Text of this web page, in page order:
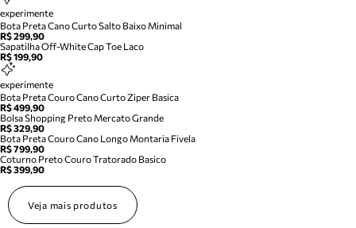
experimente
Bota Preta Cano Curto Salto Baixo Minimal
R$ 299,90
Sapatilha Off-White Cap Toe Laco
R$ 199,90
experimente
Bota Preta Couro Cano Curto Ziper Basica
R$ 499,90
Bolsa Shopping Preto Mercato Grande
R$ 329,90
Bota Preta Couro Cano Longo Montaria Fivela
R$ 799,90
Coturno Preto Couro Tratorado Basico
R$ 399,90
Veja mais produtos